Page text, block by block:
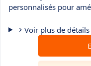
personnalisés pour
Voir plus de détails